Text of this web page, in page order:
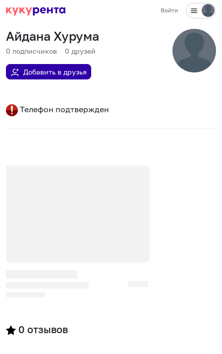
Войти
Айдана Хурума
0 подписчиков 0 друзей
Добавить в друзья
Телефон подтвержден
0 отзывов